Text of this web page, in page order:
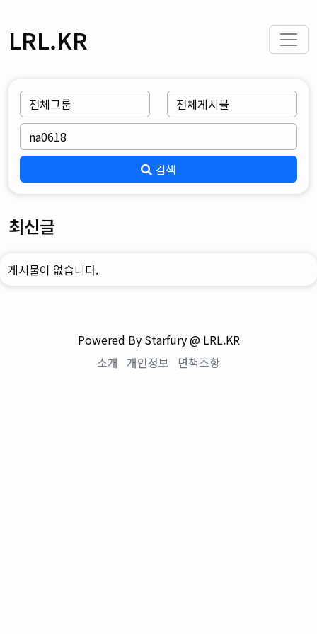
LRL.KR
검색
최신글
게시물이 없습니다.
Powered By Starfury @ LRL.KR
소개 개인정보 면책조항